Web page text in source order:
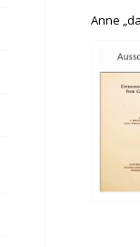
Anne